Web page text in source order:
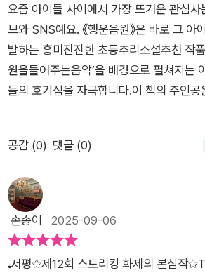
구인 배구부원 은서가 ‘행운음원’을 듣고
다는 사실을 알게 됩니다.유나는 민재와 함
소녀의 정체를 찾아낼 수 있을까요?아이
튜브를 매개로, 유나가 그 비밀을 파헤쳐가
순히 아이들이 자신의 욕심으로 요행에 기
미스테리를 파헤치기 위해 끝까지 포기
기있게 찾아내는 이야기에요.유나와 민재
결말을 아이들과 함께 읽어보고 확인해보
도 정말 재미있게 몰입해서 읽은 책이에요.
아하는 초등학교 중학년이상 친구들에게
은 소원의 대가가 있다면, ‘행운음원’에 소
룡소출판사 로부터 제공받아 주관적으로
요즘 아이들 사이에서 가장 뜨거운 관심
브와 SNS예요. 《행운음원》은 바로 그 아
발하는 흥미진진한 초등추리소설추천 작
원을들어주는음악’을 배경으로 펼쳐지는
들의 호기심을 자극합니다.이 책의 주인공
지죠. 소원을 빌면 이루어진다는 설레는
대가가 따라옵니다. 책을 읽다 보면 “나도
빌어볼까?” 하는 유혹과 동시에, “만약 나
면 어떡하지?” 하는 두려움이 동시에 찾
지 않을 수 없는 이유입니다.《행운음원》
히 무서운 이야기를 넘어 ‘추리’라는 장르
공감 (0) 댓글 (0)
손송이 2025-09-06
𝅓 서평✩제12회 스토리킹 화제의 본심작